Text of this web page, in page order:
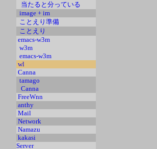
当たると分っている
image + im
ことえり準備
ことえり
emacs-w3m
w3m
emacs-w3m
wl
Canna
tamago
Canna
FreeWnn
anthy
Mail
Network
Namazu
kakasi
Server